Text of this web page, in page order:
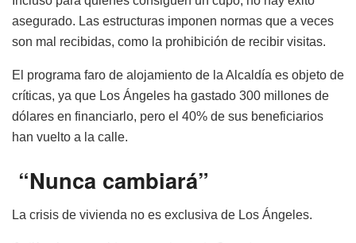
asegurado. Las estructuras imponen normas que a veces
son mal recibidas, como la prohibición de recibir visitas.
El programa faro de alojamiento de la Alcaldía es objeto de
críticas, ya que Los Ángeles ha gastado 300 millones de
dólares en financiarlo, pero el 40% de sus beneficiarios
han vuelto a la calle.
“Nunca cambiará”
La crisis de vivienda no es exclusiva de Los Ángeles.